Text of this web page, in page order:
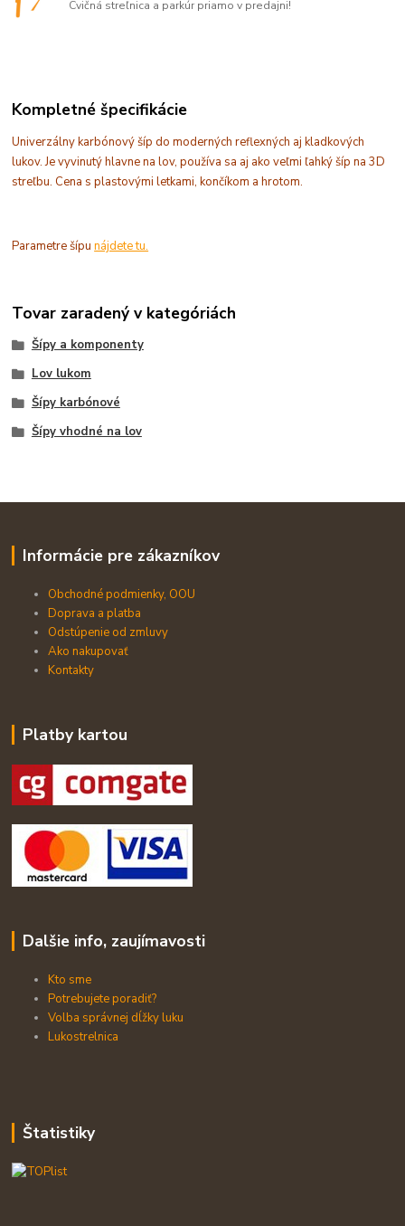
Cvičná streľnica a parkúr priamo v predajni!
Kompletné špecifikácie
Univerzálny karbónový šíp do moderných reflexných aj kladkových
lukov. Je vyvinutý hlavne na lov, používa sa aj ako veľmi ľahký šíp na 3D
streľbu. Cena s plastovými letkami, končíkom a hrotom.
Parametre šípunájdete tu.
Tovar zaradený v kategóriách
Šípy a komponenty
Lov lukom
Šípy karbónové
Šípy vhodné na lov
Informácie pre zákazníkov
Obchodné podmienky, OOU
Doprava a platba
Odstúpenie od zmluvy
Ako nakupovať
Kontakty
Platby kartou
Dalšie info, zaujímavosti
Kto sme
Potrebujete poradiť?
Volba správnej dĺžky luku
Lukostrelnica
Štatistiky